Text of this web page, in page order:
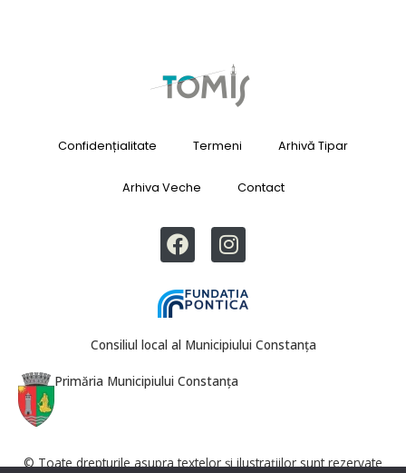
Confidențialitate Termeni Arhivă Tipar
Arhiva Veche Contact
Consiliul local al Municipiului Constanța
Primăria Municipiului Constanța
© Toate drepturile asupra textelor și ilustrațiilor sunt rezervate